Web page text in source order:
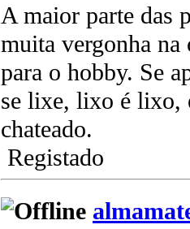
A maior parte das
muita vergonha na
para o hobby. Se
se lixe, lixo é lixo,
chateado.
Registado